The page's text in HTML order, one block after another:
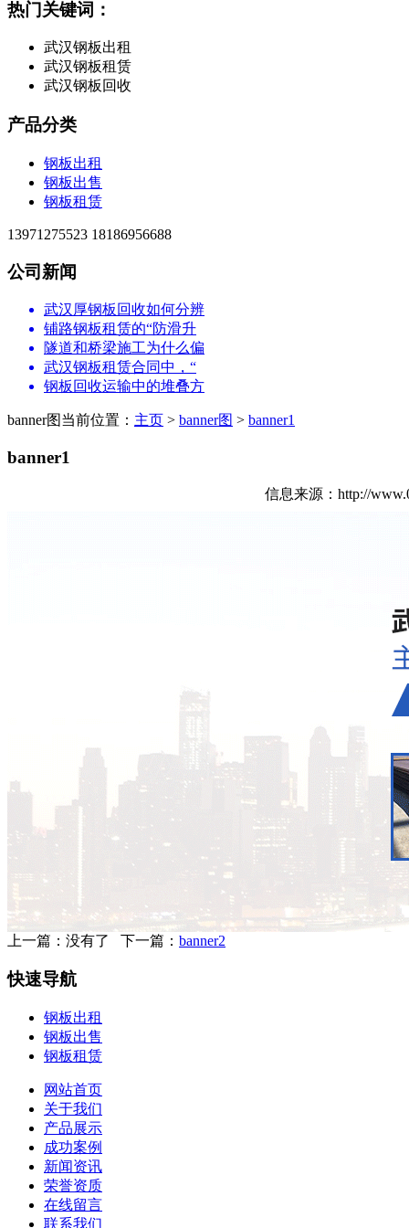
热门关键词：
武汉钢板出租
武汉钢板租赁
武汉钢板回收
产品分类
钢板出租
钢板出售
钢板租赁
13971275523 18186956688
公司新闻
武汉厚钢板回收如何分辨
铺路钢板租赁的“防滑升
隧道和桥梁施工为什么偏
武汉钢板租赁合同中，“
钢板回收运输中的堆叠方
banner图当前位置： 主页 > banner图 > banner1
banner1
信息来源：http://
上一篇：没有了 下一篇： banner2
快速导航
钢板出租
钢板出售
钢板租赁
网站首页
关于我们
产品展示
成功案例
新闻资讯
荣誉资质
在线留言
联系我们